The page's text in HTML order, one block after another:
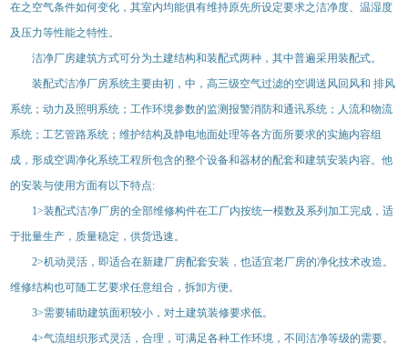
在之空气条件如何变化，其室内均能俱有维持原先所设定要求之洁净度、温湿度
及压力等性能之特性。
洁净厂房建筑方式可分为土建结构和装配式两种，其中普遍采用装配式。
装配式洁净厂房系统主要由初，中，高三级空气过滤的空调送风回风和 排风
系统；动力及照明系统；工作环境参数的监测报警消防和通讯系统；人流和物流
系统；工艺管路系统；维护结构及静电地面处理等各方面所要求的实施内容组
成，形成空调净化系统工程所包含的整个设备和器材的配套和建筑安装内容。他
的安装与使用方面有以下特点:
1>装配式洁净厂房的全部维修构件在工厂内按统一模数及系列加工完成，适
于批量生产，质量稳定，供货迅速。
2>机动灵活，即适合在新建厂房配套安装，也适宜老厂房的净化技术改造。
维修结构也可随工艺要求任意组合，拆卸方便。
3>需要辅助建筑面积较小，对土建筑装修要求低。
4>气流组织形式灵活，合理，可满足各种工作环境，不同洁净等级的需要。